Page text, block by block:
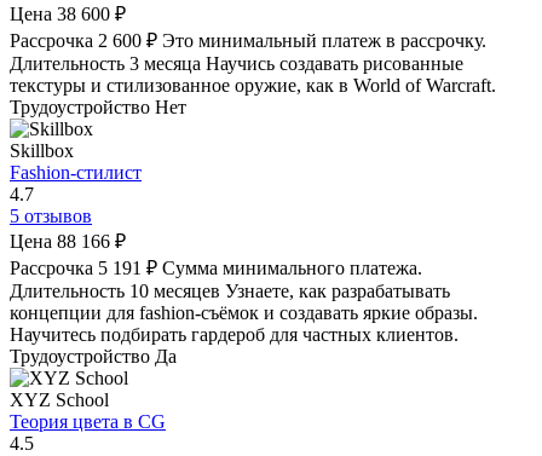
Цена 38 600 ₽
Рассрочка 2 600 ₽ Это минимальный платеж в рассрочку.
Длительность 3 месяца Научись создавать рисованные
текстуры и стилизованное оружие, как в World of Warcraft.
Трудоустройство Нет
Skillbox
Fashion-стилист
4.7
5 отзывов
Цена 88 166 ₽
Рассрочка 5 191 ₽ Сумма минимального платежа.
Длительность 10 месяцев Узнаете, как разрабатывать
концепции для fashion-съёмок и создавать яркие образы.
Научитесь подбирать гардероб для частных клиентов.
Трудоустройство Да
XYZ School
Теория цвета в CG
4.5